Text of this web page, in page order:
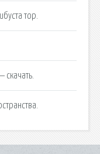
тор.